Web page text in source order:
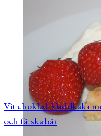
God morgon på er! Solen
Göteborg börjar alla så smått
Vit choklad-kladdkaka
och färska bär